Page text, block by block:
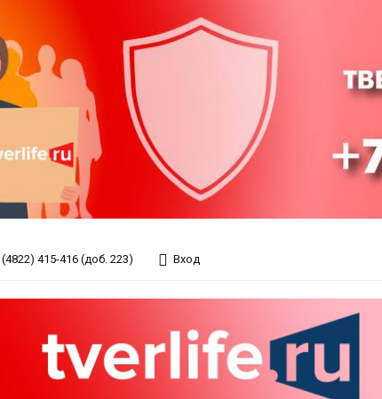
(4822) 415-416 (доб. 223) Вход